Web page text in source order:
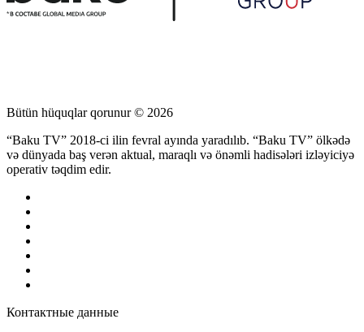
Bütün hüquqlar qorunur © 2026
“Baku TV” 2018-ci ilin fevral ayında yaradılıb. “Baku TV” ölkədə
və dünyada baş verən aktual, maraqlı və önəmli hadisələri izləyiciyə
operativ təqdim edir.
Контактные данные